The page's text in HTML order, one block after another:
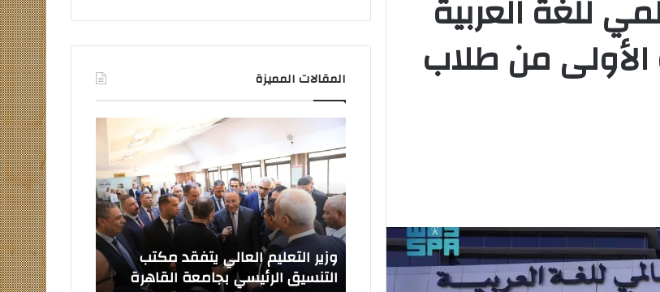
للغة العربية
الأولى من طلاب المقالات المميزة
للتصدي
للشطرنج
وزير الشباب والرياضة يهنئ منتخب
مصر للشطرنج
وزير
العالي
مكتب
التنسيق
الرئيسي
بجامعة
القاهرة
وزير التعليم العالي يتفقد مكتب
التنسيق الرئيسي بجامعة القاهرة
بتعيين
قيادات
جديدة
صدور
جامعية